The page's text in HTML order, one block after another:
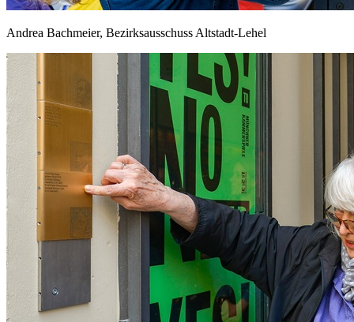
Andrea Bachmeier, Bezirksausschuss Altstadt-Lehel